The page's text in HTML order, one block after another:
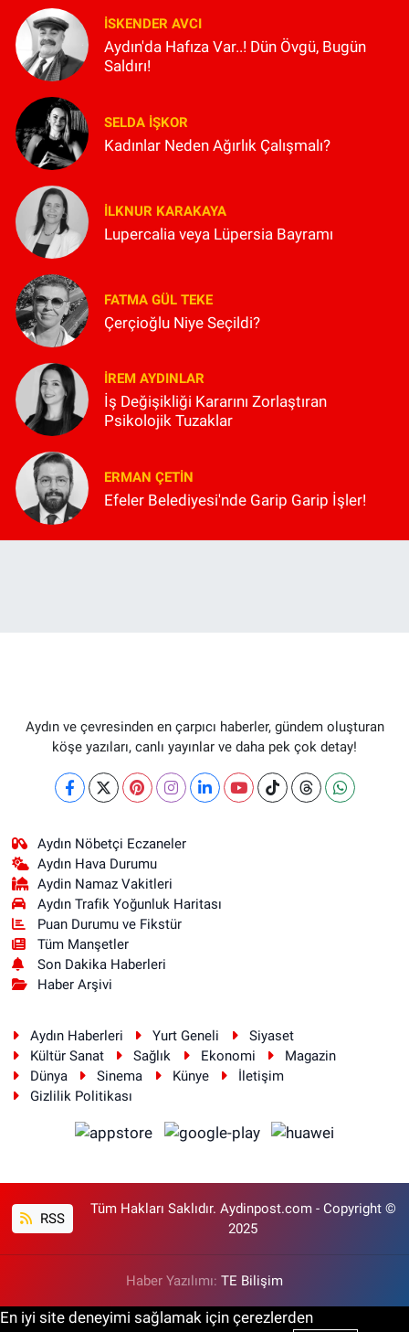
İSKENDER AVCI
Aydın'da Hafıza Var..! Dün Övgü, Bugün
Saldırı!
SELDA İŞKOR
Kadınlar Neden Ağırlık Çalışmalı?
İLKNUR KARAKAYA
Lupercalia veya Lüpersia Bayramı
FATMA GÜL TEKE
Çerçioğlu Niye Seçildi?
İREM AYDINLAR
İş Değişikliği Kararını Zorlaştıran
Psikolojik Tuzaklar
ERMAN ÇETIN
Efeler Belediyesi'nde Garip Garip İşler!
Aydın ve çevresinden en çarpıcı haberler, gündem oluşturan
köşe yazıları, canlı yayınlar ve daha pek çok detay!
Aydın Nöbetçi Eczaneler
Aydın Hava Durumu
Aydin Namaz Vakitleri
Aydın Trafik Yoğunluk Haritası
Puan Durumu ve Fikstür
Tüm Manşetler
Son Dakika Haberleri
Haber Arşivi
Aydın Haberleri Yurt Geneli
Siyaset
Kültür Sanat
Sağlık Ekonomi
Magazin
Dünya
Sinema Künye
İletişim
Gizlilik Politikası
RSS
Tüm Hakları Saklıdır. Aydinpost.com - Copyright ©
2025
Haber Yazılımı: TE Bilişim
En iyi site deneyimi sağlamak için çerezlerden